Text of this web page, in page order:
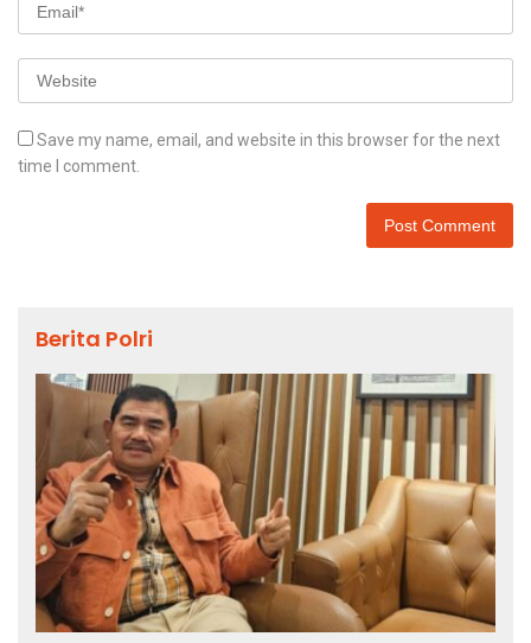
Save my name, email, and website in this browser for the next
time I comment.
Berita Polri